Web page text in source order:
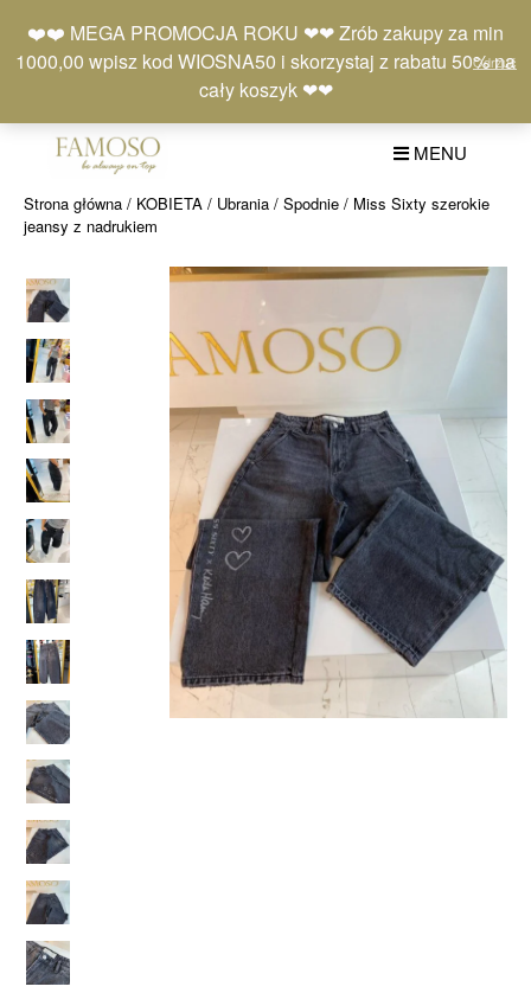
❤️❤️ MEGA PROMOCJA ROKU ❤❤ Zrób zakupy za min
1000,00 wpisz kod WIOSNA50 i skorzystaj z rabatu 50% na
cały koszyk ❤❤
Odrzuć
content
Moje
konto
Lista
życzeń
Koszyk
(0)
MENU
Strona główna / KOBIETA / Ubrania / Spodnie / Miss Sixty szerokie
jeansy z nadrukiem